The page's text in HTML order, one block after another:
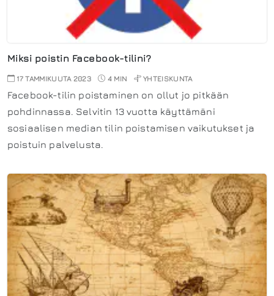
Miksi poistin Facebook-tilini?
17 TAMMIKUUTA 2023 4 MIN YHTEISKUNTA
Facebook-tilin poistaminen on ollut jo pitkään
pohdinnassa. Selvitin 13 vuotta käyttämäni
sosiaalisen median tilin poistamisen vaikutukset ja
poistuin palvelusta.